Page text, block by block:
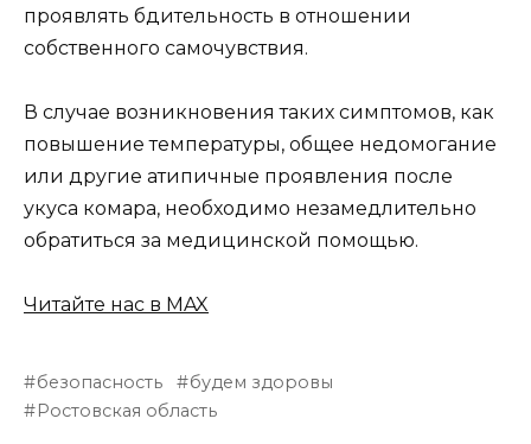
проявлять бдительность в отношении
собственного самочувствия.
В случае возникновения таких симптомов, как
повышение температуры, общее недомогание
или другие атипичные проявления после
укуса комара, необходимо незамедлительно
обратиться за медицинской помощью.
Читайте нас в MAX
безопасность
будем здоровы
Ростовская область